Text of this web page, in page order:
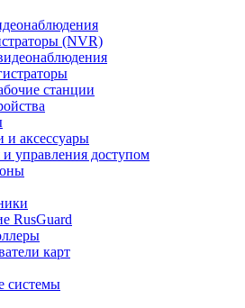
(NVR)
станции
и аксессуары
управления доступом
RusGuard
карт
системы